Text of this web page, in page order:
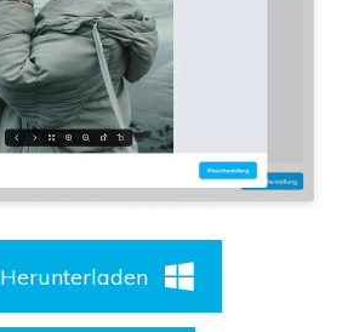
Herunterladen